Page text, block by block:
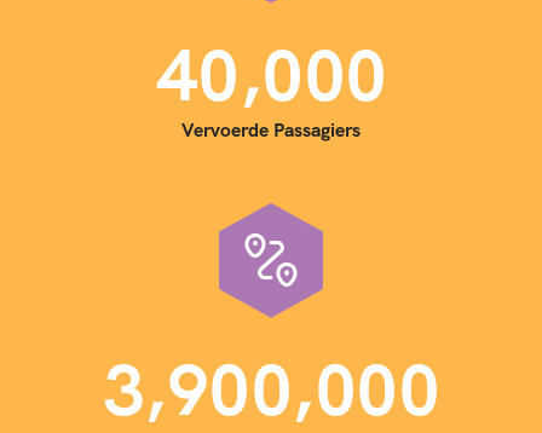
40,000
Vervoerde Passagiers
3,900,000